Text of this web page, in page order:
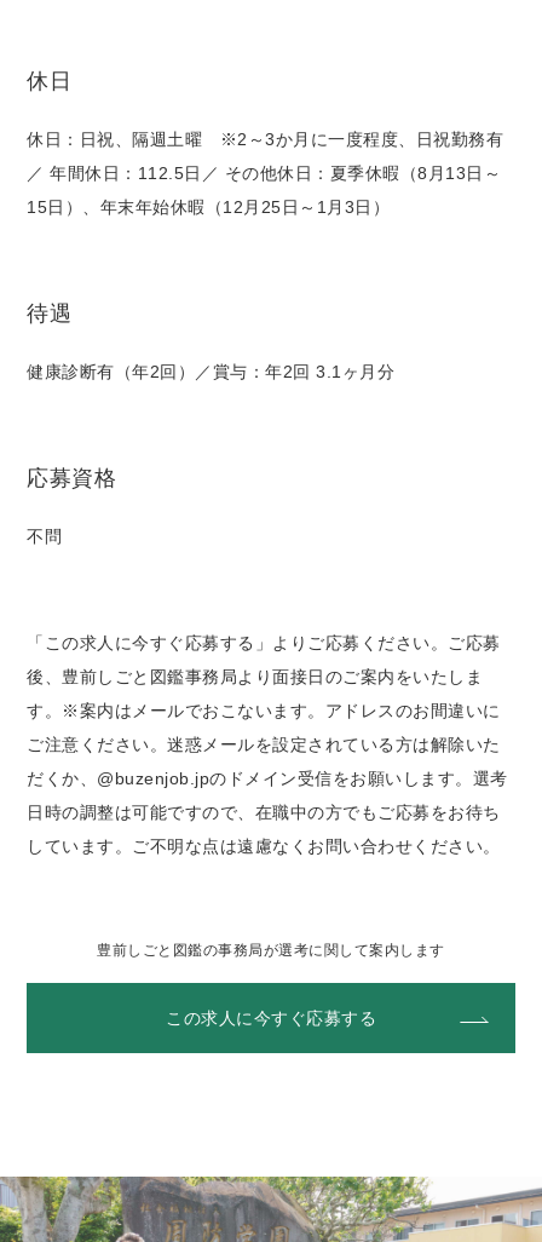
休日
休日：日祝、隔週土曜 ※2～3か月に一度程度、日祝勤務有
／ 年間休日：112.5日／ その他休日：夏季休暇（8月13日～
15日）、年末年始休暇（12月25日～1月3日）
待遇
健康診断有（年2回）／賞与：年2回 3.1ヶ月分
応募資格
不問
「この求人に今すぐ応募する」よりご応募ください。ご応募
後、豊前しごと図鑑事務局より面接日のご案内をいたしま
す。※案内はメールでおこないます。アドレスのお間違いに
ご注意ください。迷惑メールを設定されている方は解除いた
だくか、@buzenjob.jpのドメイン受信をお願いします。選考
日時の調整は可能ですので、在職中の方でもご応募をお待ち
しています。ご不明な点は遠慮なくお問い合わせください。
豊前しごと図鑑の事務局が選考に関して案内します
この求人に今すぐ応募する